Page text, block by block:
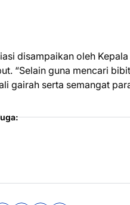
disampaikan oleh
“Selain guna mencari
gairah serta semangat